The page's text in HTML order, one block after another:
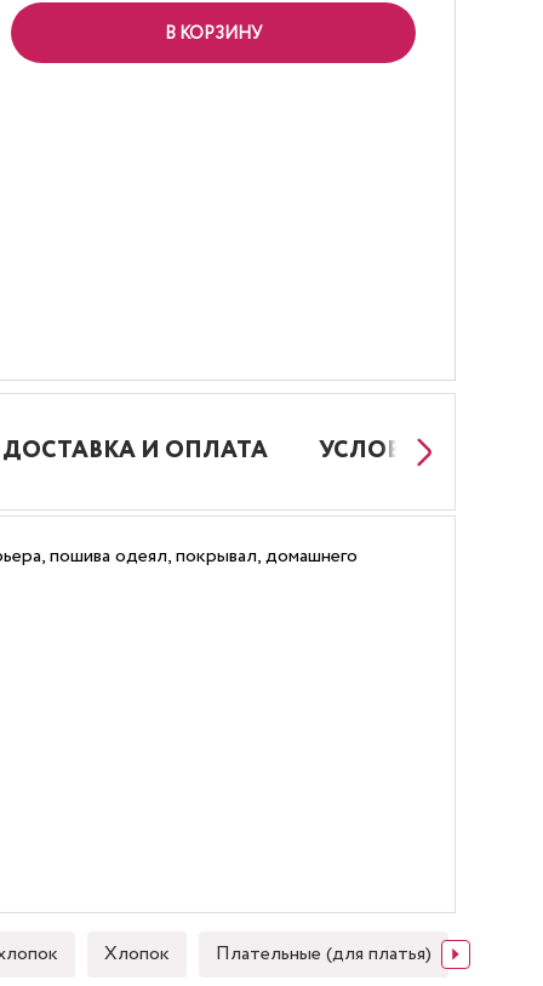
В КОРЗИНУ
ДОСТАВКА И ОПЛАТА УСЛОВИЯ РАБОТЫ
пошива одеял, покрывал, домашнего
Хлопок Плательные (для платья)